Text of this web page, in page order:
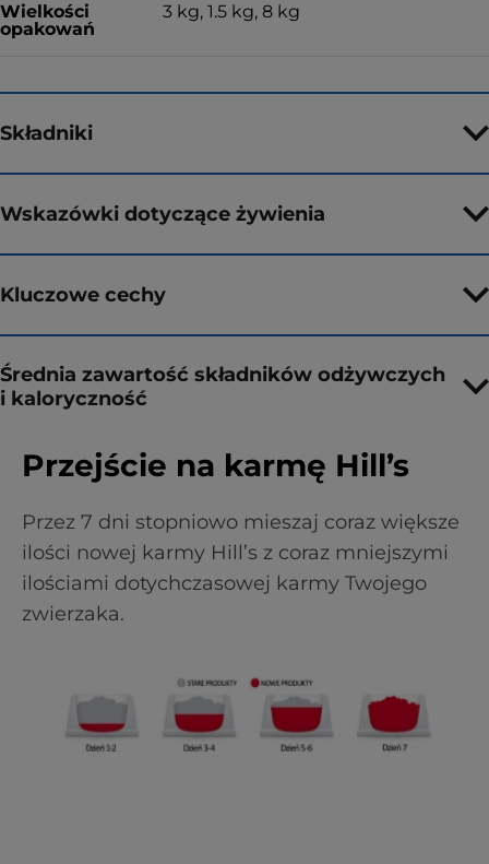
Wielkości
opakowań
3 kg, 1.5 kg, 8 kg
Składniki
Wskazówki dotyczące żywienia
Kluczowe cechy
Średnia zawartość składników odżywczych
i kaloryczność
Przejście na karmę Hill’s
Przez 7 dni stopniowo mieszaj coraz większe
ilości nowej karmy Hill’s z coraz mniejszymi
ilościami dotychczasowej karmy Twojego
zwierzaka.